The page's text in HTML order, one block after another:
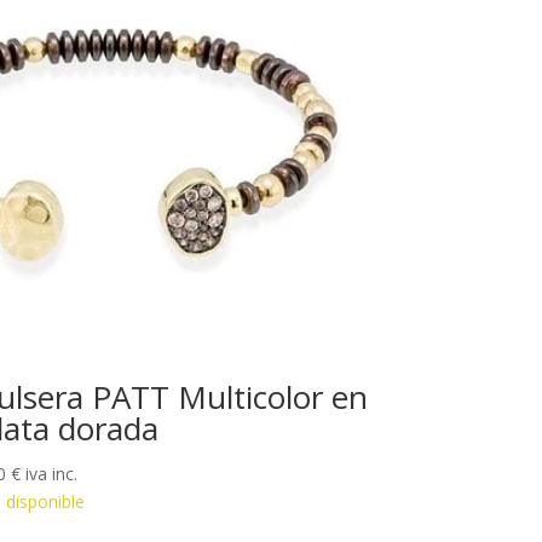
PATT Multicolor en
dorada
€ iva inc.
disponible